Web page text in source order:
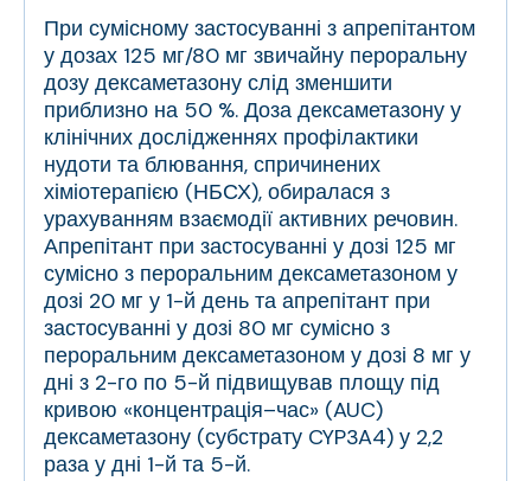
При сумісному застосуванні з апрепітантом
у дозах 125 мг/80 мг звичайну пероральну
дозу дексаметазону слід зменшити
приблизно на 50 %. Доза дексаметазону у
клінічних дослідженнях профілактики
нудоти та блювання, спричинених
хіміотерапією (НБСХ), обиралася з
урахуванням взаємодії активних речовин.
Апрепітант при застосуванні у дозі 125 мг
сумісно з пероральним дексаметазоном у
дозі 20 мг у 1-й день та апрепітант при
застосуванні у дозі 80 мг сумісно з
пероральним дексаметазоном у дозі 8 мг у
дні з 2-го по 5-й підвищував площу під
кривою «концентрація–час» (AUC)
дексаметазону (субстрату CYP3A4) у 2,2
раза у дні 1-й та 5-й.